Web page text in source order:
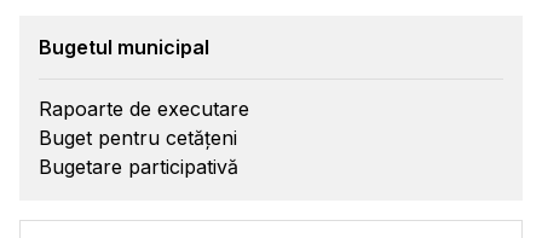
Bugetul municipal
Rapoarte de executare
Buget pentru cetățeni
Bugetare participativă